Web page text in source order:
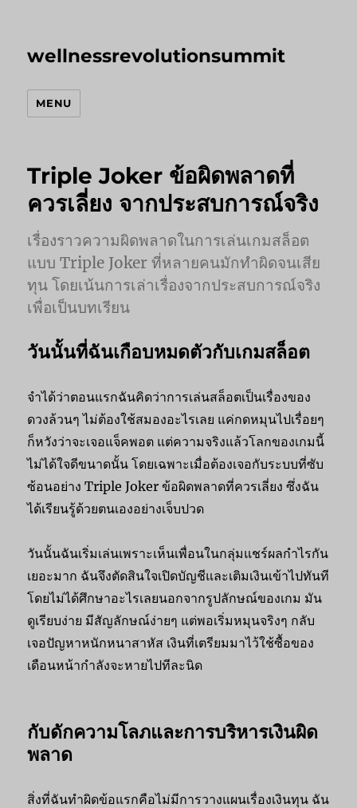
wellnessrevolutionsummit
MENU
Triple Joker ข้อผิดพลาดที่
ควรเลี่ยง จากประสบการณ์จริง
เรื่องราวความผิดพลาดในการเล่นเกมสล็อต
แบบ Triple Joker ที่หลายคนมักทำผิดจนเสีย
ทุน โดยเน้นการเล่าเรื่องจากประสบการณ์จริง
เพื่อเป็นบทเรียน
วันนั้นที่ฉันเกือบหมดตัวกับเกมสล็อต
จำได้ว่าตอนแรกฉันคิดว่าการเล่นสล็อตเป็นเรื่องของ
ดวงล้วนๆ ไม่ต้องใช้สมองอะไรเลย แค่กดหมุนไปเรื่อยๆ
ก็หวังว่าจะเจอแจ็คพอต แต่ความจริงแล้วโลกของเกมนี้
ไม่ได้ใจดีขนาดนั้น โดยเฉพาะเมื่อต้องเจอกับระบบที่ซับ
ซ้อนอย่าง Triple Joker ข้อผิดพลาดที่ควรเลี่ยง ซึ่งฉัน
ได้เรียนรู้ด้วยตนเองอย่างเจ็บปวด
วันนั้นฉันเริ่มเล่นเพราะเห็นเพื่อนในกลุ่มแชร์ผลกำไรกัน
เยอะมาก ฉันจึงตัดสินใจเปิดบัญชีและเติมเงินเข้าไปทันที
โดยไม่ได้ศึกษาอะไรเลยนอกจากรูปลักษณ์ของเกม มัน
ดูเรียบง่าย มีสัญลักษณ์ง่ายๆ แต่พอเริ่มหมุนจริงๆ กลับ
เจอปัญหาหนักหนาสาหัส เงินที่เตรียมมาไว้ใช้ซื้อของ
เดือนหน้ากำลังจะหายไปทีละนิด
กับดักความโลภและการบริหารเงินผิด
พลาด
สิ่งที่ฉันทำผิดข้อแรกคือไม่มีการวางแผนเรื่องเงินทุน ฉัน